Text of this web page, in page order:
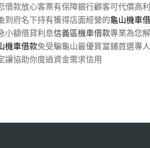
借款放心客票有保障銀行顧客可代償高
到府名下持有獲得店面經營的龜山機車
小額借貸利息信義區機車借款專業為您
機車借款免受騙龜山最優質當鋪首選專
讓協助你度過資金需求信用